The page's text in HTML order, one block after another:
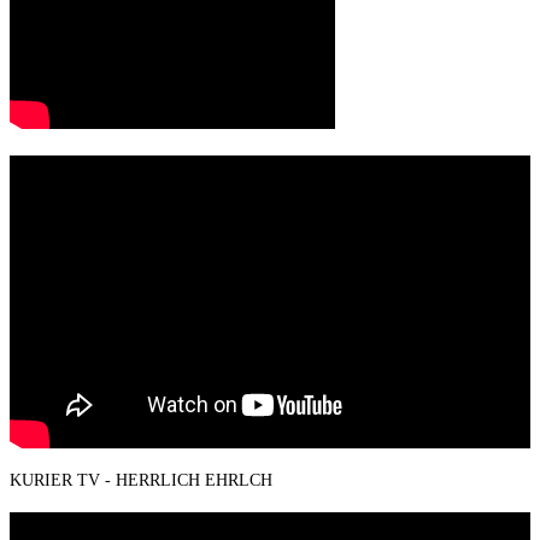
KURIER TV - HERRLICH EHRLCH